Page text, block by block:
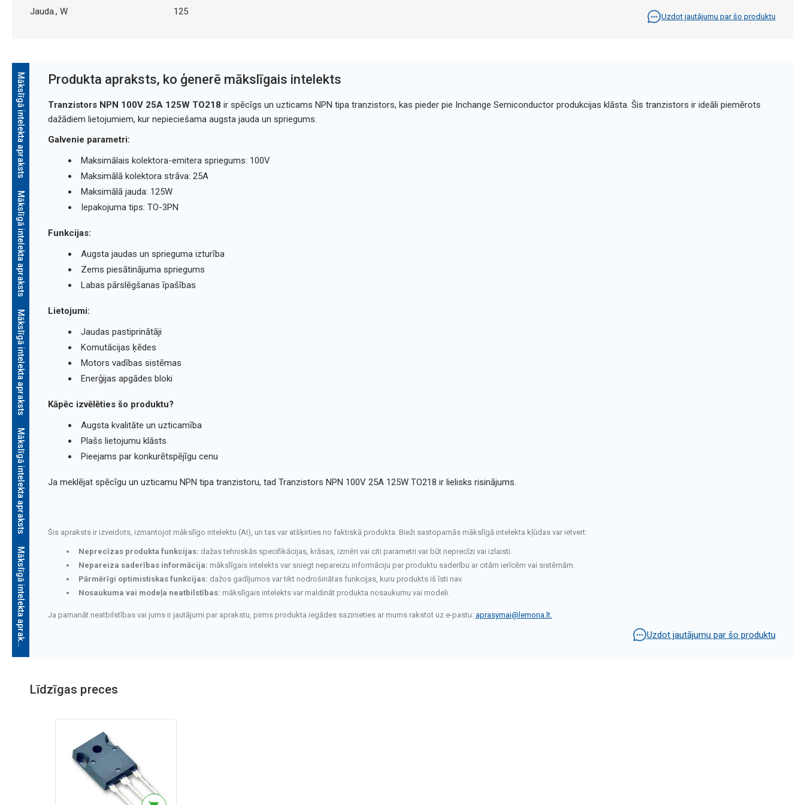
Jauda., W 125 Uzdot jautājumu par šo produktu
Mākslīgā intelekta apraksts
Mākslīgā intelekta apraksts
Mākslīgā intelekta apraksts
Mākslīgā intelekta apraksts
M
ā
k
s
l
ī
g
ā
i
n
t
e
l
e
k
t
a
a
p
r
a
k
s
t
s
Produkta apraksts, ko ģenerē mākslīgais intelekts
Tranzistors NPN 100V 25A 125W TO218 ir spēcīgs un uzticams NPN tipa tranzistors, kas pieder pie Inchange Semiconductor produkcijas klāsta. Šis tranzistors ir ideāli piemērots
dažādiem lietojumiem, kur nepieciešama augsta jauda un spriegums.
Galvenie parametri:
Maksimālais kolektora-emitera spriegums: 100V
Maksimālā kolektora strāva: 25A
Maksimālā jauda: 125W
Iepakojuma tips: TO-3PN
Funkcijas:
Augsta jaudas un sprieguma izturība
Zems piesātinājuma spriegums
Labas pārslēgšanas īpašības
Lietojumi:
Jaudas pastiprinātāji
Komutācijas ķēdes
Motors vadības sistēmas
Enerģijas apgādes bloki
Kāpēc izvēlēties šo produktu?
Augsta kvalitāte un uzticamība
Plašs lietojumu klāsts
Pieejams par konkurētspējīgu cenu
Ja meklējat spēcīgu un uzticamu NPN tipa tranzistoru, tad Tranzistors NPN 100V 25A 125W TO218 ir lielisks risinājums.
Šis apraksts ir izveidots, izmantojot mākslīgo intelektu (AI), un tas var atšķirties no faktiskā produkta. Bieži sastopamās mākslīgā intelekta kļūdas var ietvert:
Neprecīzas produkta funkcijas: dažas tehniskās specifikācijas, krāsas, izmēri vai citi parametri var būt neprecīzi vai izlaisti.
Nepareiza saderības informācija: mākslīgais intelekts var sniegt nepareizu informāciju par produktu saderību ar citām ierīcēm vai sistēmām.
Pārmērīgi optimistiskas funkcijas: dažos gadījumos var tikt nodrošinātas funkcijas, kuru produkts iš īsti nav.
Nosaukuma vai modeļa neatbilstības: mākslīgais intelekts var maldināt produkta nosaukumu vai modeli.
Ja pamanāt neatbilstības vai jums ir jautājumi par aprakstu, pirms produkta iegādes sazinieties ar mums rakstot uz e-pastu: aprasymai@lemona.lt.
Uzdot jautājumu par šo produktu
Līdzīgas preces